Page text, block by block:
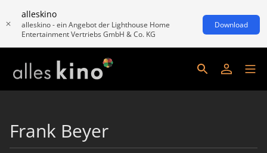
alleskino
alleskino - ein Angebot der Lighthouse Home
Entertainment Vertriebs GmbH & Co. KG
Download
Frank Beyer